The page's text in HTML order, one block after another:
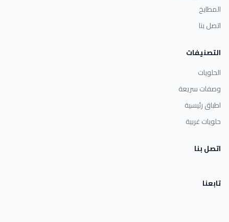
المطابخ
اتصل بنا
التصنيفات
الحلويات
وصفات سريعة
اطباق رئيسية
حلويات غربية
اتصل بنا
تابعنا